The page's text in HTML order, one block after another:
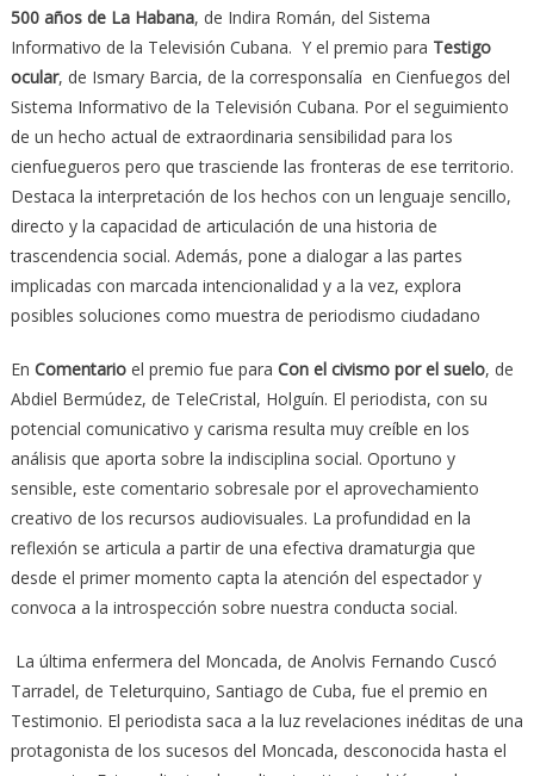
500 años de La Habana, de Indira Román, del Sistema
Informativo de la Televisión Cubana. Y el premio para Testigo
ocular, de Ismary Barcia, de la corresponsalía en Cienfuegos del
Sistema Informativo de la Televisión Cubana. Por el seguimiento
de un hecho actual de extraordinaria sensibilidad para los
cienfuegueros pero que trasciende las fronteras de ese territorio.
Destaca la interpretación de los hechos con un lenguaje sencillo,
directo y la capacidad de articulación de una historia de
trascendencia social. Además, pone a dialogar a las partes
implicadas con marcada intencionalidad y a la vez, explora
posibles soluciones como muestra de periodismo ciudadano
En Comentarioel premio fue para Con el civismo por el suelo, de
Abdiel Bermúdez, de TeleCristal, Holguín. El periodista, con su
potencial comunicativo y carisma resulta muy creíble en los
análisis que aporta sobre la indisciplina social. Oportuno y
sensible, este comentario sobresale por el aprovechamiento
creativo de los recursos audiovisuales. La profundidad en la
reflexión se articula a partir de una efectiva dramaturgia que
desde el primer momento capta la atención del espectador y
convoca a la introspección sobre nuestra conducta social.
La última enfermera del Moncada, de Anolvis Fernando Cuscó
Tarradel, de Teleturquino, Santiago de Cuba, fue el premio en
Testimonio. El periodista saca a la luz revelaciones inéditas de una
protagonista de los sucesos del Moncada, desconocida hasta el